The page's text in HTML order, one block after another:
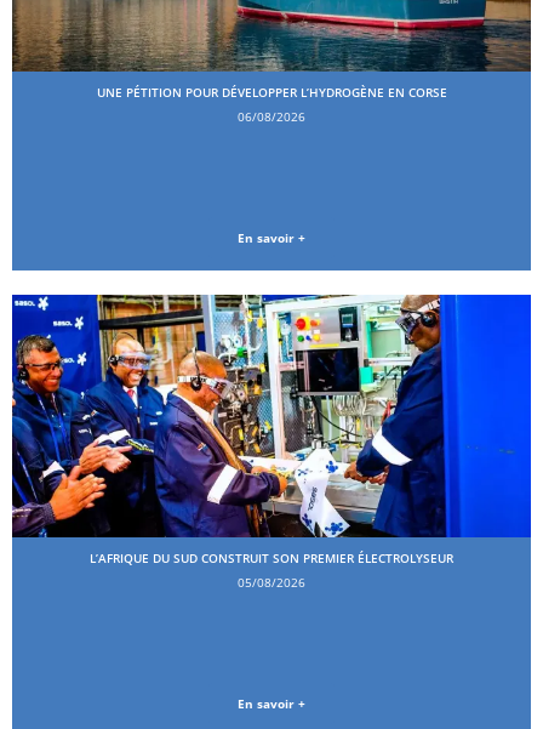
UNE PÉTITION POUR DÉVELOPPER L’HYDROGÈNE EN CORSE
06/08/2026
En savoir +
L’AFRIQUE DU SUD CONSTRUIT SON PREMIER ÉLECTROLYSEUR
05/08/2026
En savoir +